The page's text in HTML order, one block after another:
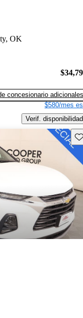
OK
concesionario adicionales
$580/mes
Verif. disponibilidad